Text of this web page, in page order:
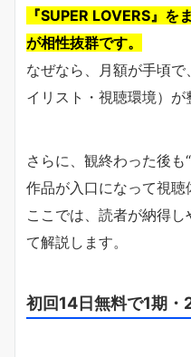
『SUPER LOVERS』
が相性抜群です。
なぜなら、月額が手頃
イリスト・視聴環境）が
さらに、観終わった後も
作品が入口になって視聴
ここでは、読者が納得
て解説します。
初回14日無料で1期・